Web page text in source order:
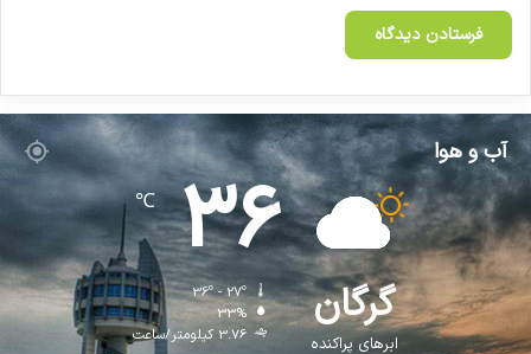
دارویار، محمدرضا ظفرقندی،
کپی لینک آب و هوا
گرگان
ابرهای پراکنده
36
℃
36º - 27º
33%
3.76 کیلومتر/ساعت